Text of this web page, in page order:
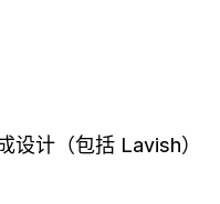
计（包括 Lavish）